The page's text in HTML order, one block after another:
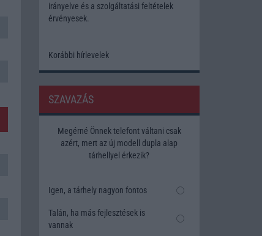
irányelve és a szolgáltatási feltételek
érvényesek.
Korábbi hírlevelek
SZAVAZÁS
Megérné Önnek telefont váltani csak
azért, mert az új modell dupla alap
tárhellyel érkezik?
Igen, a tárhely nagyon fontos
Talán, ha más fejlesztések is
vannak